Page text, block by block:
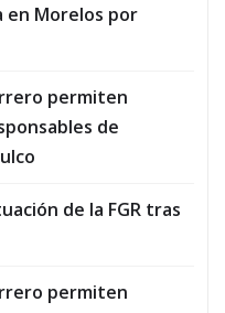
en Morelos por
permiten
de
de la FGR tras
permiten